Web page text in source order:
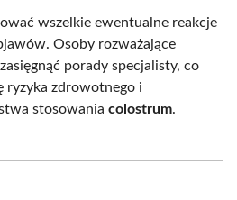
wszelkie ewentualne reakcje
Osoby rozważające
porady specjalisty, co
ryzyka zdrowotnego i
stosowania colostrum.